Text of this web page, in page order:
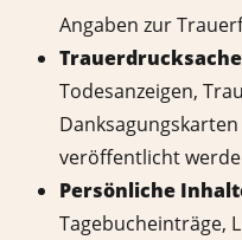
Angaben zur
Todesanzeigen,
veröffentlicht
Persönliche
Tagebucheinträge,